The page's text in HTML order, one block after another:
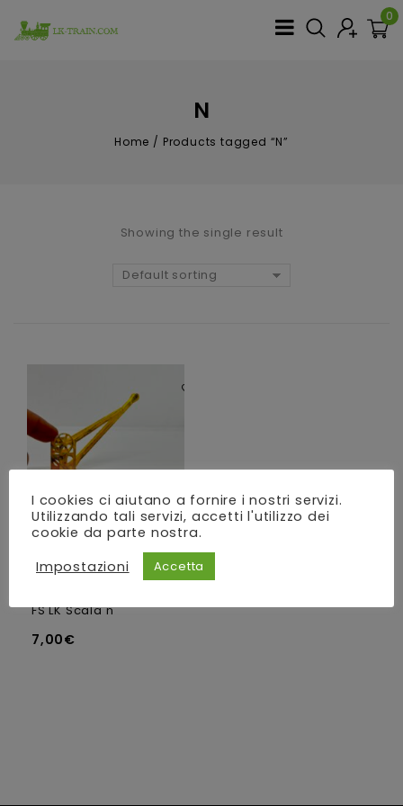
0
N
Home / Products tagged “N”
Showing the single result
Default sorting
0
5
Gru da scalo merci
FS LK Scala n
7,00€
I cookies ci aiutano a fornire i nostri servizi.
Utilizzando tali servizi, accetti l'utilizzo dei
cookie da parte nostra.
Impostazioni
Accetta